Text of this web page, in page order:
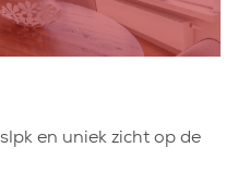
en uniek zicht op de